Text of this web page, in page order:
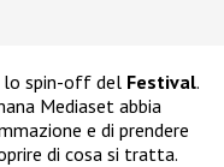
lo spin-off del Festival.
Mediaset abbia
e di prendere
di cosa si tratta.